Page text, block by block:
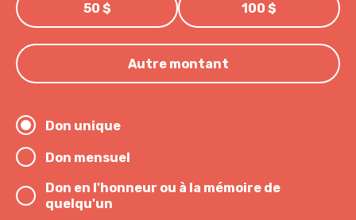
50 $ 100 $
Autre montant
Don unique
Don mensuel
Don en l'honneur ou à la mémoire de
quelqu'un